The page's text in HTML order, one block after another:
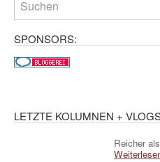
SPONSORS:
LETZTE KOLUMNEN +
Reicher